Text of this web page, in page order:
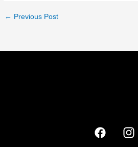
← Previous Post